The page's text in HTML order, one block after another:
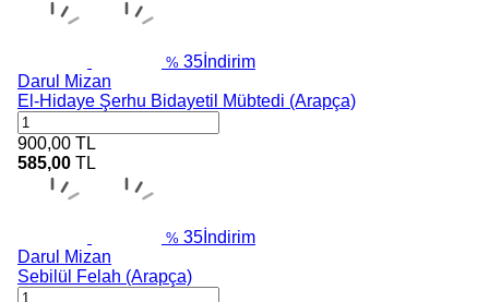
% 35 İndirim
Darul Mizan
El-Hidaye Şerhu Bidayetil Mübtedi (Arapça)
900,00 TL
585,00 TL
% 35 İndirim
Darul Mizan
Sebilül Felah (Arapça)